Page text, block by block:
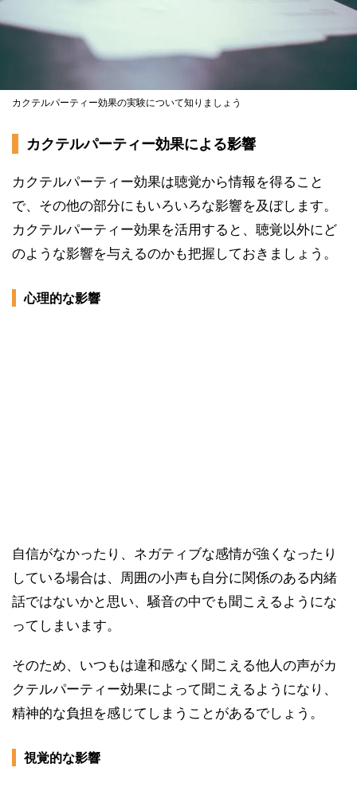
カクテルパーティー効果の実験について知りましょう
カクテルパーティー効果による影響
カクテルパーティー効果は聴覚から情報を得ること
で、その他の部分にもいろいろな影響を及ぼします。
カクテルパーティー効果を活用すると、聴覚以外にど
のような影響を与えるのかも把握しておきましょう。
心理的な影響
自信がなかったり、ネガティブな感情が強くなったり
している場合は、周囲の小声も自分に関係のある内緒
話ではないかと思い、騒音の中でも聞こえるようにな
ってしまいます。
そのため、いつもは違和感なく聞こえる他人の声がカ
クテルパーティー効果によって聞こえるようになり、
精神的な負担を感じてしまうことがあるでしょう。
視覚的な影響